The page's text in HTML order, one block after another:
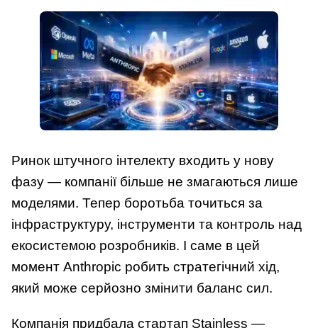
Ринок штучного інтелекту входить у нову
фазу — компанії більше не змагаються лише
моделями. Тепер боротьба точиться за
інфраструктуру, інструменти та контроль над
екосистемою розробників. І саме в цей
момент Anthropic робить стратегічний хід,
який може серйозно змінити баланс сил.
Компанія придбала стартап Stainless —